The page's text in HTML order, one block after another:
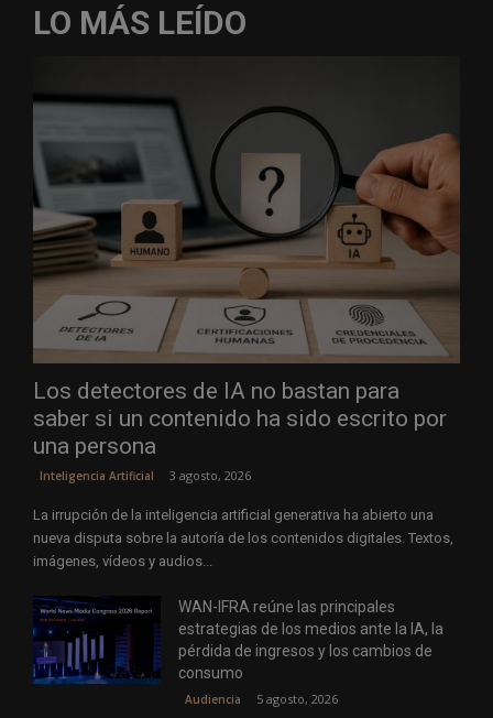
LO MÁS LEÍDO
Los detectores de IA no bastan para
saber si un contenido ha sido escrito por
una persona
Inteligencia Artificial 3 agosto, 2026
La irrupción de la inteligencia artificial generativa ha abierto una
nueva disputa sobre la autoría de los contenidos digitales. Textos,
imágenes, vídeos y audios...
WAN-IFRA reúne las principales
estrategias de los medios ante la IA, la
pérdida de ingresos y los cambios de
consumo
Audiencia 5 agosto, 2026